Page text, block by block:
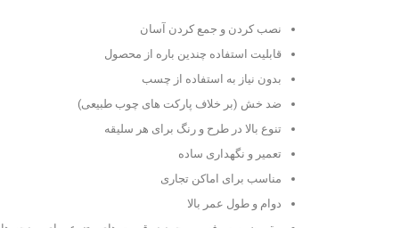
نصب کردن و جمع کردن آسان
قابلیت استفاده چندین باره از محصول
بدون نیاز به استفاده از چسب
ضد خش (بر خلاف پارکت های چوب طبیعی)
تنوع بالا در طرح و رنگ برای هر سلیقه
تعمیر و نگهداری ساده
مناسب برای اماکن تجاری
دوام و طول عمر بالا